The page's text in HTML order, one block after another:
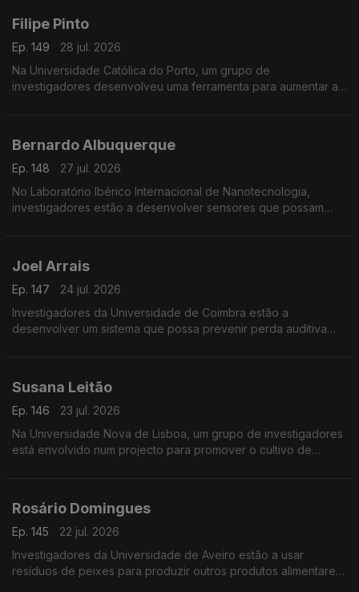
Filipe Pinto
Ep. 149
28 jul. 2026
Na Universidade Católica do Porto, um grupo de
investigadores desenvolveu uma ferramenta para aumentar a
Bernardo Albuquerque
Ep. 148
27 jul. 2026
No Laboratório Ibérico Internacional de Nanotecnologia,
investigadores estão a desenvolver sensores que possam
Joel Arrais
Ep. 147
24 jul. 2026
Investigadores da Universidade de Coimbra estão a
desenvolver um sistema que possa prevenir perda auditiva
Susana Leitão
Ep. 146
23 jul. 2026
Na Universidade Nova de Lisboa, um grupo de investigadores
está envolvido num projecto para promover o cultivo de
Rosário Domingues
Ep. 145
22 jul. 2026
Investigadores da Universidade de Aveiro estão a usar
resíduos de peixes para produzir outros produtos alimentares